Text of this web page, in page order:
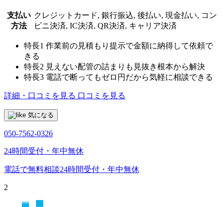
支払い
方法
クレジットカード, 銀行振込, 後払い, 現金払い, コン
ビニ決済, IC決済, QR決済, キャリア決済
特長1 作業前の見積もり提示で金額に納得して依頼で
きる
特長2 見えない配管の詰まりも見抜き根本から解決
特長3 電話で断ってもゼロ円だから気軽に相談できる
詳細・口コミを見る 口コミを見る
気になる
050-7562-0326
24時間受付・年中無休
電話で無料相談24時間受付・年中無休
2